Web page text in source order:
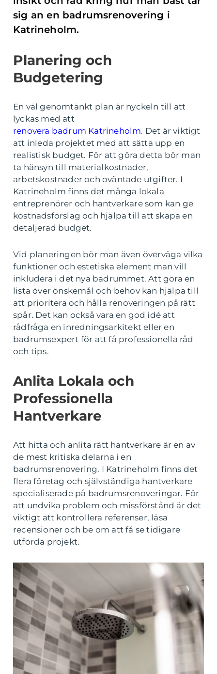
sig an en badrumsrenovering i
Katrineholm.
Planering och
Budgetering
En väl genomtänkt plan är nyckeln till att
lyckas med att
renovera badrum Katrineholm. Det är viktigt
att inleda projektet med att sätta upp en
realistisk budget. För att göra detta bör man
ta hänsyn till materialkostnader,
arbetskostnader och oväntade utgifter. I
Katrineholm finns det många lokala
entreprenörer och hantverkare som kan ge
kostnadsförslag och hjälpa till att skapa en
detaljerad budget.
Vid planeringen bör man även överväga vilka
funktioner och estetiska element man vill
inkludera i det nya badrummet. Att göra en
lista över önskemål och behov kan hjälpa till
att prioritera och hålla renoveringen på rätt
spår. Det kan också vara en god idé att
rådfråga en inredningsarkitekt eller en
badrumsexpert för att få professionella råd
och tips.
Anlita Lokala och
Professionella
Hantverkare
Att hitta och anlita rätt hantverkare är en av
de mest kritiska delarna i en
badrumsrenovering. I Katrineholm finns det
flera företag och självständiga hantverkare
specialiserade på badrumsrenoveringar. För
att undvika problem och missförstånd är det
viktigt att kontrollera referenser, läsa
recensioner och be om att få se tidigare
utförda projekt.